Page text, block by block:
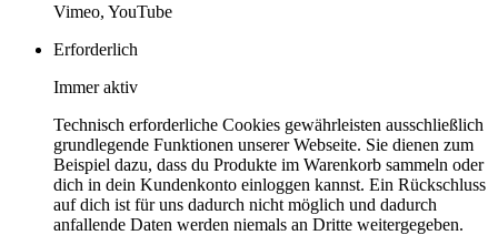
Vimeo, YouTube
Erforderlich
Immer aktiv
Technisch erforderliche Cookies gewährleisten ausschließlich
grundlegende Funktionen unserer Webseite. Sie dienen zum
Beispiel dazu, dass du Produkte im Warenkorb sammeln oder
dich in dein Kundenkonto einloggen kannst. Ein Rückschluss
auf dich ist für uns dadurch nicht möglich und dadurch
anfallende Daten werden niemals an Dritte weitergegeben.